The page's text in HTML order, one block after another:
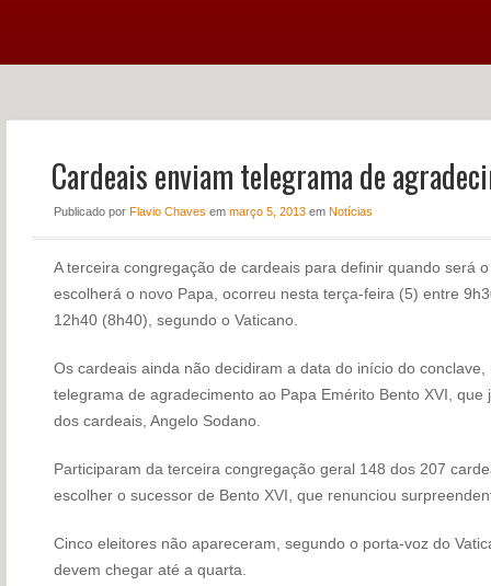
NOTÍCIAS PERFIL
CONTATO
Cardeais enviam telegrama de
Publicado por Flavio Chaves em março 5, 2013em Notícias
A terceira congregação de cardeais para definir quando será
escolherá o novo Papa, ocorreu nesta terça-feira (5) entre
12h40 (8h40), segundo o Vaticano.
Os cardeais ainda não decidiram a data do início do
telegrama de agradecimento ao Papa Emérito Bento XVI,
dos cardeais, Angelo Sodano.
Participaram da terceira congregação geral 148 dos 207
escolher o sucessor de Bento XVI, que renunciou
Cinco eleitores não apareceram, segundo o porta-voz do
devem chegar até a quarta.